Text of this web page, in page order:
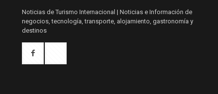
Noticias de Turismo Internacional | Noticias e Información de
negocios, tecnología, transporte, alojamiento, gastronomía y
destinos